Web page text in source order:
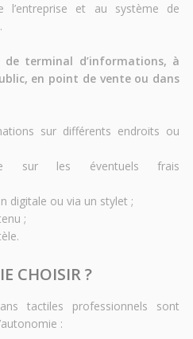
l’entreprise et au système de
terminal d’informations, à
en point de vente ou dans
sur différents endroits ou
sur les éventuels frais
digitale ou via un stylet ;
;
CHOISIR ?
tactiles professionnels sont
: